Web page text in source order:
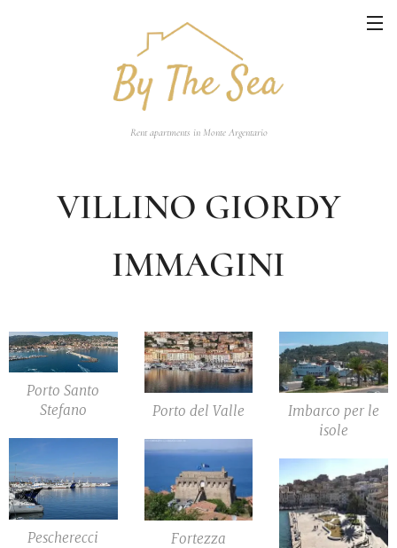
Rent apartments in Monte Argentario
VILLINO GIORDY
IMMAGINI
Porto Santo
Stefano
Porto del Valle
Imbarco per le
isole
Pescherecci
Fortezza